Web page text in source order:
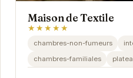
Maison de Textile
★★★★★
chambres-non-fumeurs
chambres-familiales